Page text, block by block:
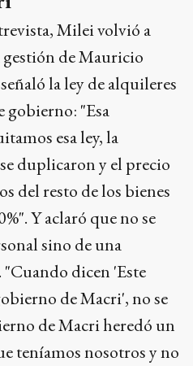
Milei volvió a
gestión de Mauricio
la ley de alquileres
gobierno: "Esa
esa ley, la
duplicaron y el precio
del resto de los bienes
Y aclaró que no se
sino de una
dicen 'Este
de Macri', no se
de Macri heredó un
teníamos nosotros y no